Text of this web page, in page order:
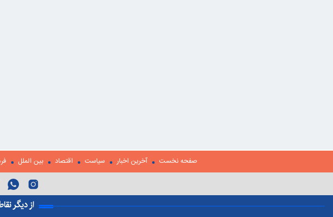
صفحه نخست آخرین اخبار سیاست اقتصاد بین الملل
از دیگر